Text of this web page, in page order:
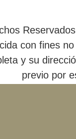
con fines
y su
previo por